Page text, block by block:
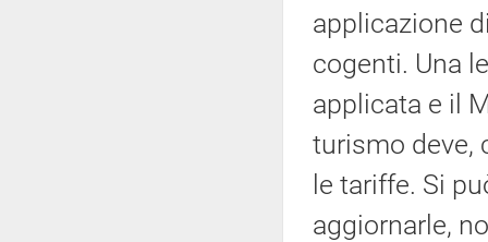
applicazione
cogenti. Una
applicata e il
turismo deve,
le tariffe. Si
aggiornarle,